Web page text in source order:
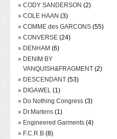
» CODY SANDERSON (2)
» COLE HAAN (3)
» COMME des GARCONS (55)
» CONVERSE (24)
» DENHAM (6)
» DENIM BY
VANQUISH&FRAGMENT (2)
» DESCENDANT (53)
» DIGAWEL (1)
» Do Nothing Congress (3)
» Dr.Martens (1)
» Engineered Garments (4)
» F.C.R.B (8)